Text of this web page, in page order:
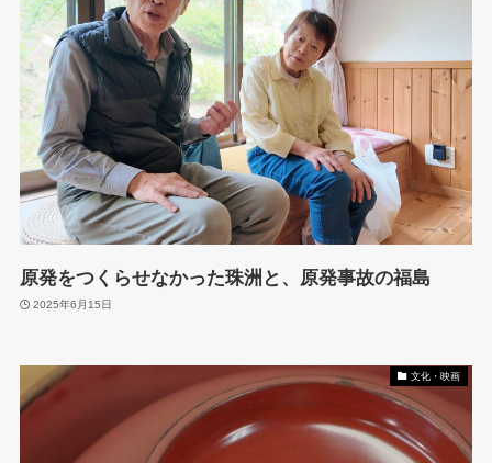
原発をつくらせなかった珠洲と、原発事故の福島
2025年6月15日
文化・映画